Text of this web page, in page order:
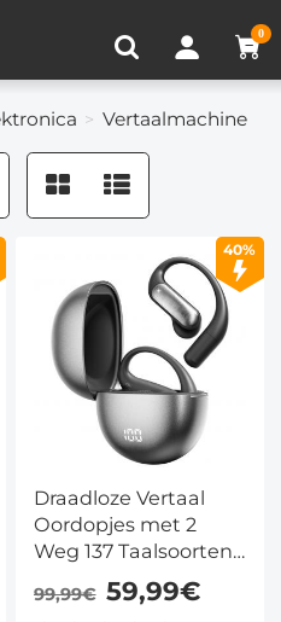
0
Vertaalmachine
40%
Draadloze Vertaal
Oordopjes met 2
Weg 137 Taalsoorten,
Live Transcriptie,
Kentfaith
99,99€ 59,99€